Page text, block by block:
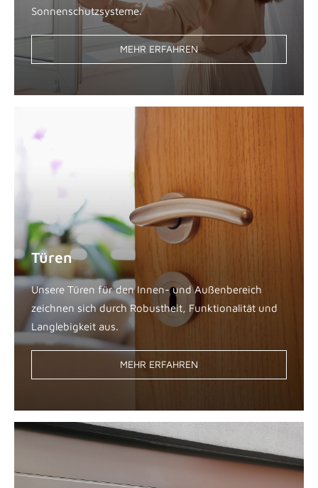
Sonnenschutzsysteme.
MEHR ERFAHREN
Türen
Unsere Türen für den Innen- und Außenbereich
zeichnen sich durch Robustheit, Funktionalität und
Langlebigkeit aus.
MEHR ERFAHREN